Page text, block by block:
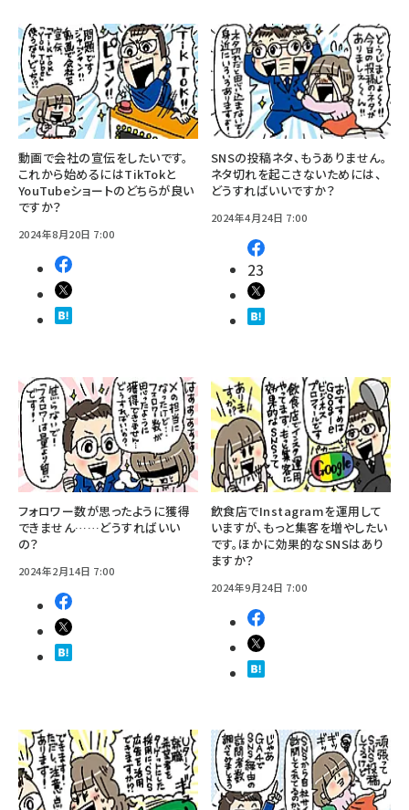
動画で会社の宣伝をしたいです。
これから始めるにはTikTokと
YouTubeショートのどちらが良い
ですか？
2024年8月20日 7:00
SNSの投稿ネタ、もうありません。
ネタ切れを起こさないためには、
どうすればいいですか？
2024年4月24日 7:00
23
フォロワー数が思ったように獲得
できません……どうすればいい
の？
2024年2月14日 7:00
飲食店でInstagramを運用して
いますが、もっと集客を増やしたい
です。ほかに効果的なSNSはあり
ますか？
2024年9月24日 7:00